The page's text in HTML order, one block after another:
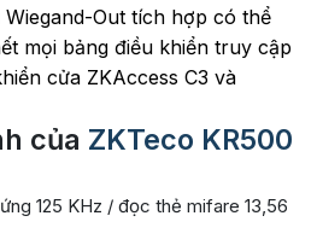
Out tích hợp có thể
mọi bảng điều khiển truy cập
cửa ZKAccess C3 và
của ZKTeco KR500
125 KHz / đọc thẻ mifare 13,56